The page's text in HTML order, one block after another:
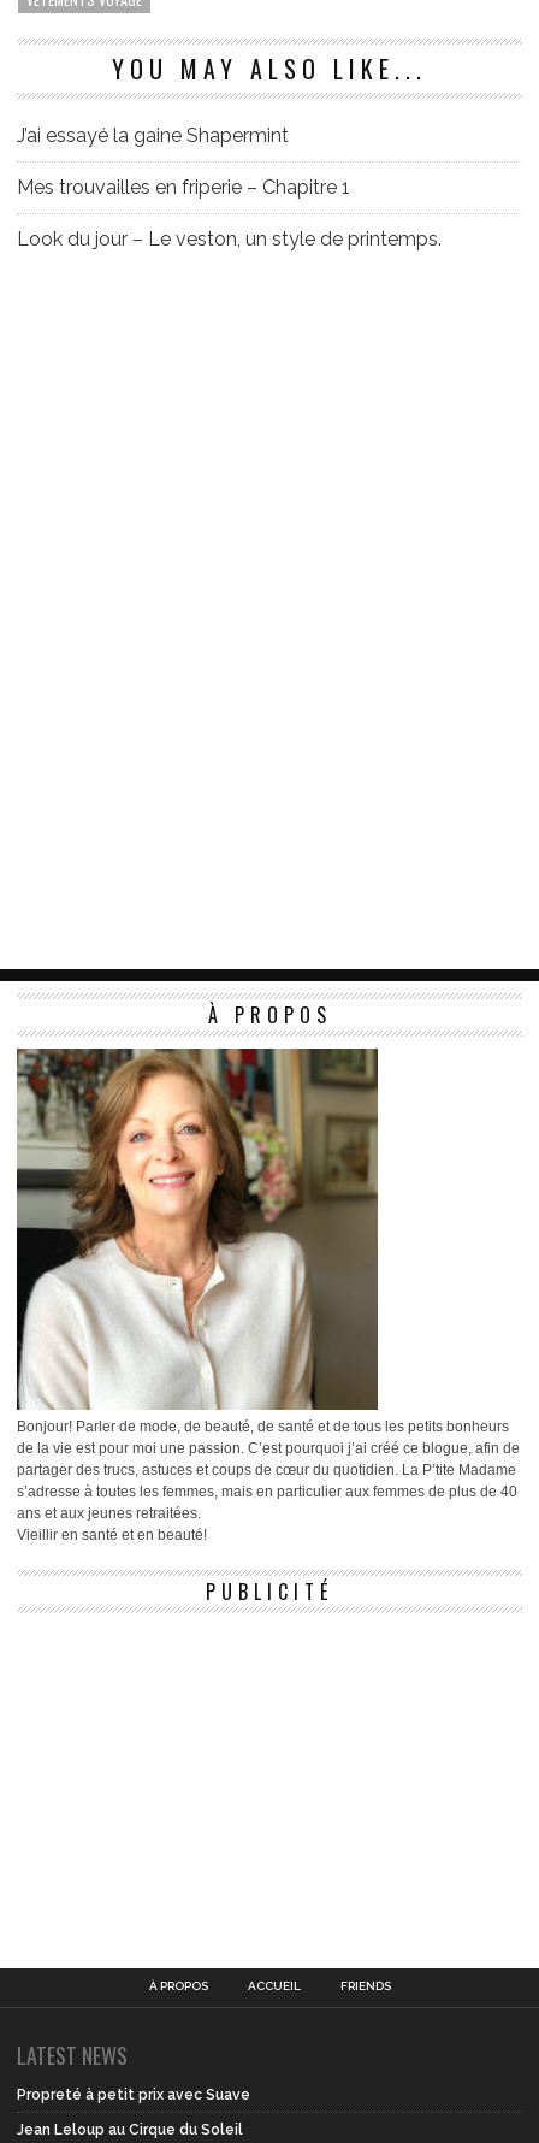
YOU MAY ALSO LIKE...
J’ai essayé la gaine Shapermint
Mes trouvailles en friperie – Chapitre 1
Look du jour – Le veston, un style de printemps.
À PROPOS
Bonjour! Parler de mode, de beauté, de santé et de tous les petits bonheurs
de la vie est pour moi une passion. C’est pourquoi j’ai créé ce blogue, afin de
partager des trucs, astuces et coups de cœur du quotidien. La P’tite Madame
s’adresse à toutes les femmes, mais en particulier aux femmes de plus de 40
ans et aux jeunes retraitées.
Vieillir en santé et en beauté!
PUBLICITÉ
À PROPOS ACCUEIL FRIENDS
LATEST NEWS
Propreté à petit prix avec Suave
Jean Leloup au Cirque du Soleil